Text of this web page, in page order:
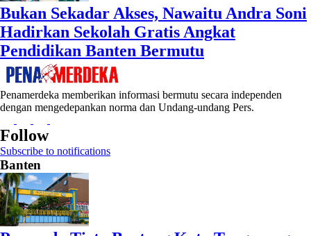
Bukan Sekadar Akses, Nawaitu Andra Soni
Hadirkan Sekolah Gratis Angkat
Pendidikan Banten Bermutu
Penamerdeka memberikan informasi bermutu secara independen
dengan mengedepankan norma dan Undang-undang Pers.
Follow
Subscribe to notifications
Banten